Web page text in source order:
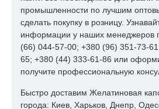
стоимость уточнять в отделе продаж.
Желатиновые
современная
лекарств
Чтобыкупить желатиновые капсулы
начала разобраться, что же это.
промышленности по лучшим
сделать покупку в розницу.
информации у наших менеджеров
(66) 044-57-00; +380 (96) 351-73-
65; +380 (44) 333-61-86 или
получите профессиональную
Быстро доставим Желатиновая
города: Киев, Харьков, Днепр,